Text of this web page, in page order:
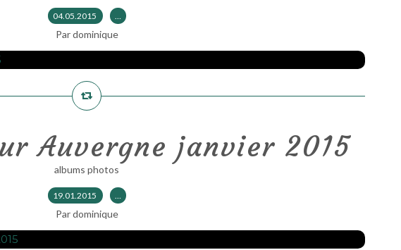
04.05.2015 …
Par dominique
Auvergne janvier 2015
albums photos
19.01.2015 …
Par dominique